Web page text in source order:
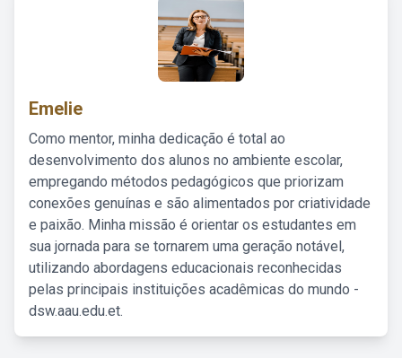
Emelie
Como mentor, minha dedicação é total ao
desenvolvimento dos alunos no ambiente escolar,
empregando métodos pedagógicos que priorizam
conexões genuínas e são alimentados por criatividade
e paixão. Minha missão é orientar os estudantes em
sua jornada para se tornarem uma geração notável,
utilizando abordagens educacionais reconhecidas
pelas principais instituições acadêmicas do mundo -
dsw.aau.edu.et.